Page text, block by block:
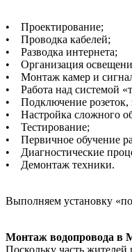
• Проектирование;
• Проводка кабелей;
• Разводка интернета;
• Организация
• Монтаж камер и
• Работа над системой
• Подключение розеток,
• Настройка сложного
• Тестирование;
• Первичное обучение
• Диагностические
• Демонтаж техники.
Выполняем установку
Монтаж водопровода в